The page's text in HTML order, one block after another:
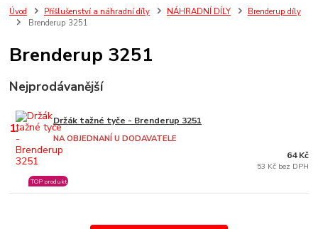
Úvod Příšlušenství a náhradní díly NÁHRADNÍ DÍLY
Brenderup díly
Brenderup 3251
Brenderup 3251
Nejprodávanější
1. Držák tažné tyče - Brenderup 3251
NA OBJEDNANÍ U DODAVATELE
TOP produkt
64 Kč
53 Kč bez DPH